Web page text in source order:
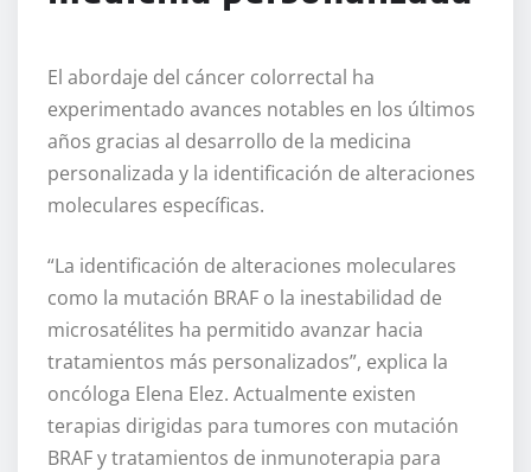
El abordaje del cáncer colorrectal ha
experimentado avances notables en los últimos
años gracias al desarrollo de la medicina
personalizada y la identificación de alteraciones
moleculares específicas.
“La identificación de alteraciones moleculares
como la mutación BRAF o la inestabilidad de
microsatélites ha permitido avanzar hacia
tratamientos más personalizados”, explica la
oncóloga Elena Elez. Actualmente existen
terapias dirigidas para tumores con mutación
BRAF y tratamientos de inmunoterapia para